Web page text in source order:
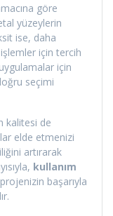
göre
yüzeylerin
ise, daha
işlemler için tercih
için
seçimi
kalitesi de
elde etmenizi
artırarak
kullanım
başarıyla